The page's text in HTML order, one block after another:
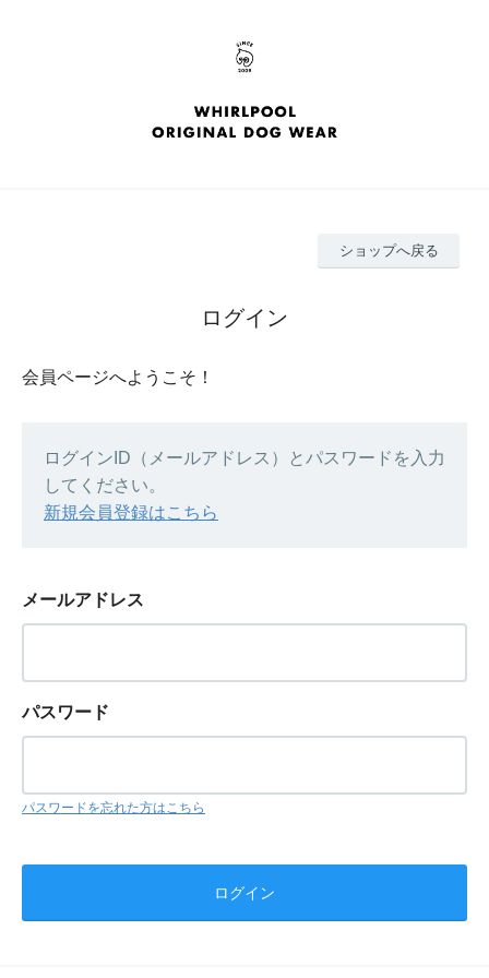
ショップへ戻る
ログイン
会員ページへようこそ！
ログインID（メールアドレス）とパスワードを入力
してください。
新規会員登録はこちら
メールアドレス
パスワード
パスワードを忘れた方はこちら